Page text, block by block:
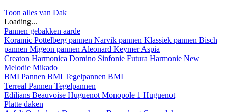
Toon alles van Dak
Loading...
Pannen gebakken aarde
Koramic Pottelberg pannen Narvik pannen Klassiek pannen Bisch
pannen Migeon pannen Aleonard KeymerAspia
Creaton Harmonica Domino Sinfonie Futura Harmonie New
Melodie Mikado
BMI Pannen BMI Tegelpannen BMI
Terreal Pannen Tegelpannen
Edilians Beauvoise Huguenot Monopole 1 Huguenot
Platte daken